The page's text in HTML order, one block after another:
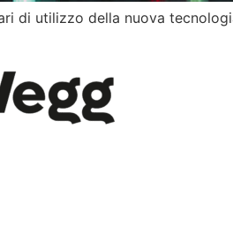
di utilizzo della nuova